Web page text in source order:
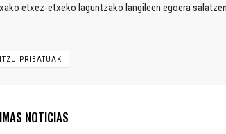
etxez-etxeko laguntzako langileen egoera salatzen
PRIBATUAK
NOTICIAS